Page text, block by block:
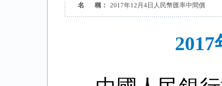
名 稱：
2017年12月4日人民幣匯率中間價